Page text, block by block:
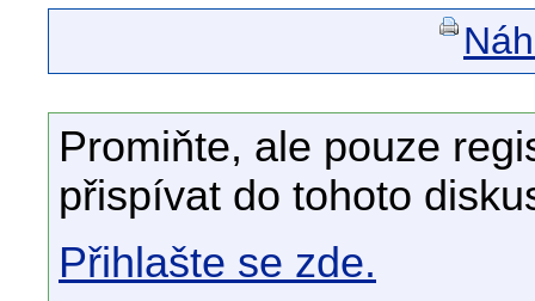
Promiňte, ale pouze
přispívat do tohoto
Přihlašte se zde.